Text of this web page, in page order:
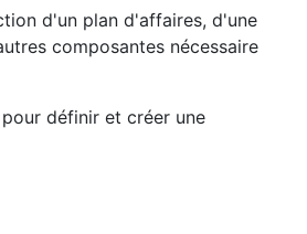
d'un plan d'affaires, d'une
composantes nécessaire
définir et créer une